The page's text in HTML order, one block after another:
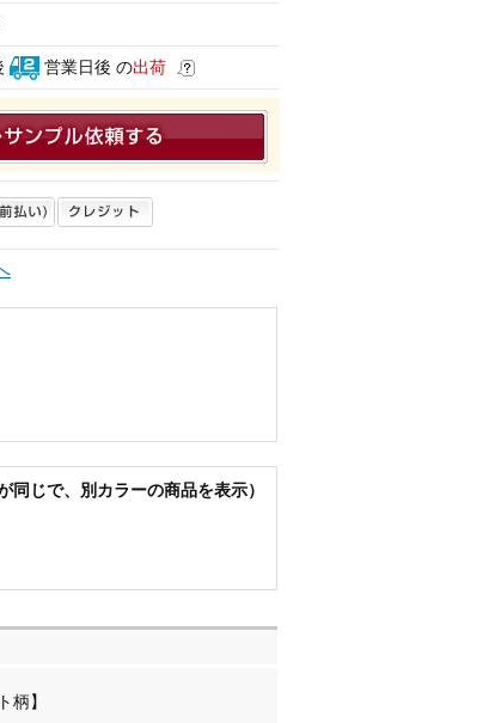
営業日後 の出荷
同じで、別カラーの商品を表示）
柄】